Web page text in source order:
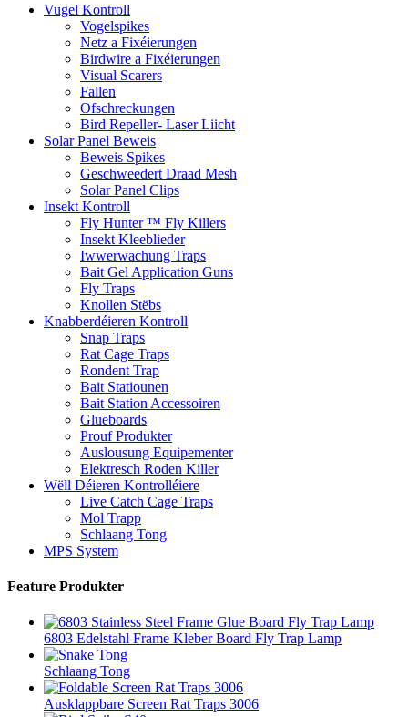
Vugel Kontroll
Vogelspikes
Netz a Fixéierungen
Birdwire a Fixéierungen
Visual Scarers
Fallen
Ofschreckungen
Bird Repeller- Laser Liicht
Solar Panel Beweis
Beweis Spikes
Geschweedert Draad Mesh
Solar Panel Clips
Insekt Kontroll
Fly Hunter ™ Fly Killers
Insekt Kleeblieder
Iwwerwachung Traps
Bait Gel Application Guns
Fly Traps
Knollen Stëbs
Knabberdéieren Kontroll
Snap Traps
Rat Cage Traps
Rondent Trap
Bait Statiounen
Bait Station Accessoiren
Glueboards
Prouf Produkter
Auslousung Equipementer
Elektresch Roden Killer
Wëll Déieren Kontrolléiere
Live Catch Cage Traps
Mol Trapp
Schlaang Tong
MPS System
Feature Produkter
6803 Edelstahl Frame Kleber Board Fly Trap Lamp
Schlaang Tong
Ausklappbare Screen Rat Traps 3006